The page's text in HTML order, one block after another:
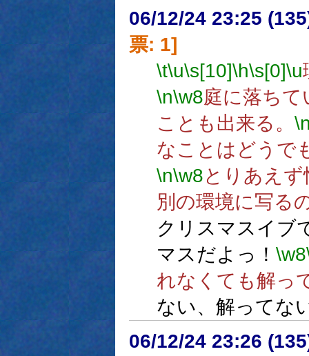
06/12/24 23:25
票: 1]
\t\u\s[10]\h\s[0]\u
\n\w8庭に落ち
ことも出来る。
なことはどうで
\n\w8とりあえ
別の環境に写る
クリスマスイブ
マスだよっ！ \w8
れなくても解っ
ない、解ってな
06/12/24 23:26